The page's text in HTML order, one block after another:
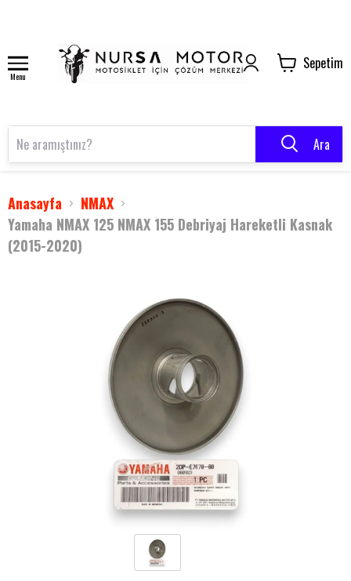
Menu
Sepetim
Ara
Anasayfa
NMAX
Yamaha NMAX 125 NMAX 155 Debriyaj Hareketli Kasnak
(2015-2020)